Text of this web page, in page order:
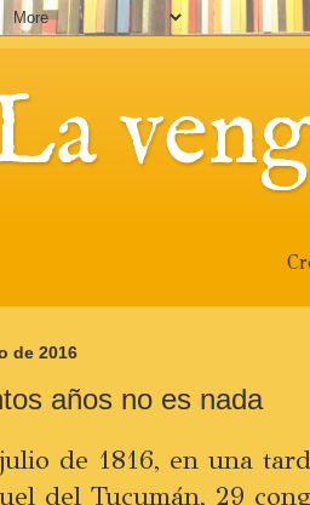
de 2016
años no es nada
de 1816, en una
del Tucumán, 29